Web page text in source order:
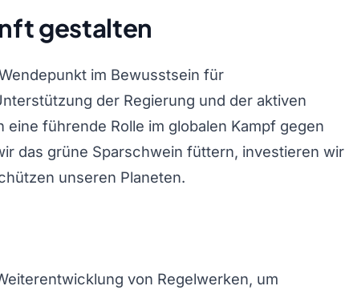
gestalten
im Bewusstsein für
der Regierung und der aktiven
führende Rolle im globalen Kampf gegen
das grüne Sparschwein füttern, investieren wir
unseren Planeten.
von Regelwerken, um